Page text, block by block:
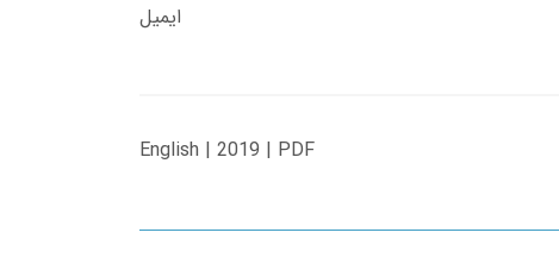
ایمیل
English | 2019 | PDF